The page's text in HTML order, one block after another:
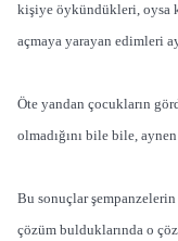
kişiye öykündükleri, oysa
açmaya yarayan edimleri
Öte yandan çocukların
olmadığını bile bile,
Bu sonuçlar
çözüm bulduklarında o